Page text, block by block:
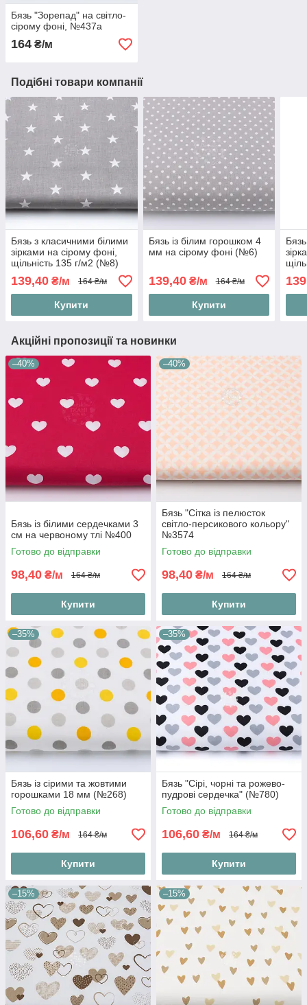
Бязь "Зорепад" на світло-
сірому фоні, №437а
164 ₴/м
Подібні товари компанії
Бязь з класичними білими
зірками на сірому фоні,
щільність 135 г/м2 (№8)
139,40 ₴/м 164 ₴/м
Купити
Бязь із білим горошком 4
мм на сірому фоні (№6)
139,40₴/м 164 ₴/м
Купити
Акційні пропозиції та новинки
–40%
Бязь із білими сердечками 3
см на червоному тлі №400
Готово до відправки
98,40 ₴/м 164 ₴/м
Купити
–40%
Бязь "Сітка із пелюсток
світло-персикового кольору"
№3574
Готово до відправки
98,40 ₴/м 164 ₴/м
Купити
–35%
Бязь із сірими та жовтими
горошками 18 мм (№268)
Готово до відправки
106,60 ₴/м 164 ₴/м
Купити
–35%
Бязь "Сірі, чорні та рожево-
пудрові сердечка" (№780)
Готово до відправки
106,60 ₴/м 164 ₴/м
Купити
–15% –15%